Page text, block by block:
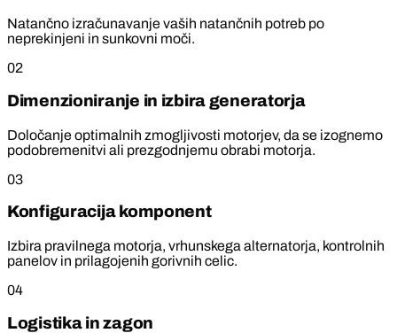
Natančno izračunavanje vaših natančnih potreb po
neprekinjeni in sunkovni moči.
02
Dimenzioniranje in izbira generatorja
Določanje optimalnih zmogljivosti motorjev, da se izognemo
podobremenitvi ali prezgodnjemu obrabi motorja.
03
Konfiguracija komponent
Izbira pravilnega motorja, vrhunskega alternatorja, kontrolnih
panelov in prilagojenih gorivnih celic.
04
Logistika in zagon